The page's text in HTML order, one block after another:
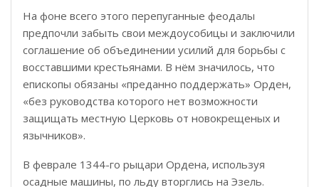
На фоне всего этого перепуганные феодалы
предпочли забыть свои междоусобицы и заключили
соглашение об объединении усилий для борьбы с
восставшими крестьянами. В нём значилось, что
епископы обязаны «преданно поддержать» Орден,
«без руководства которого нет возможности
защищать местную Церковь от новокрещеных и
язычников».
В феврале 1344-го рыцари Ордена, используя
осадные машины, по льду вторглись на Эзель.